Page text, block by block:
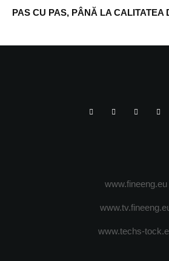
PAS CU PAS, PÂNĂ LA CALITATEA
www.fineeng.eu
www.techs-